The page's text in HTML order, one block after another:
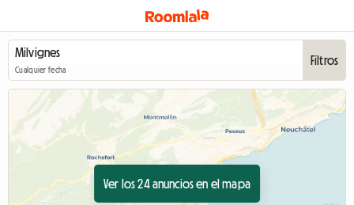
Cualquier fecha
Filtros
Ver los 24 anuncios en el mapa